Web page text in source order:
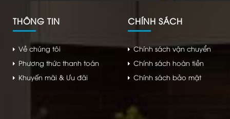
THÔNG TIN
Về chúng tôi
Phương thức thanh toán
Khuyến mãi & Ưu đãi
CHÍNH SÁCH
Chính sách vận chuyển
Chính sách hoàn tiền
Chính sách bảo mật